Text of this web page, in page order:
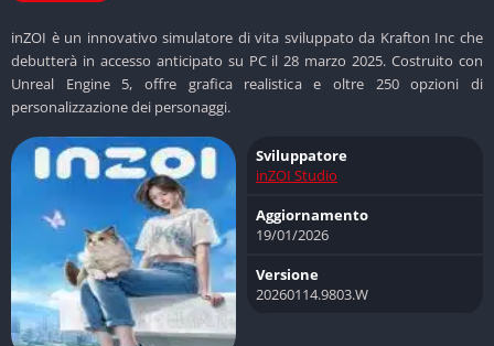
inZOI è un innovativo simulatore di vita sviluppato da Krafton Inc che
debutterà in accesso anticipato su PC il 28 marzo 2025. Costruito con
Unreal Engine 5, offre grafica realistica e oltre 250 opzioni di
personalizzazione dei personaggi.
Sviluppatore
inZOI Studio
Aggiornamento
19/01/2026
Versione
20260114.9803.W